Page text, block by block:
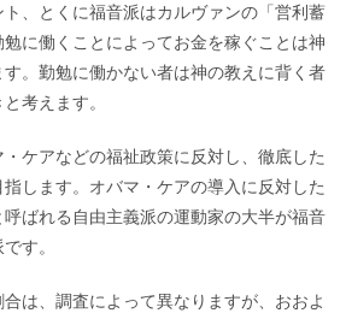
、とくに福音派はカルヴァンの「営利蓄
に働くことによってお金を稼ぐことは神
。勤勉に働かない者は神の教えに背く者
考えます。
ケアなどの福祉政策に反対し、徹底した
します。オバマ・ケアの導入に反対した
呼ばれる自由主義派の運動家の大半が福音
す。
は、調査によって異なりますが、おおよ